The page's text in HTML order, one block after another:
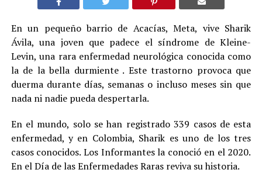
En un pequeño barrio de Acacías, Meta, vive Sharik
Ávila, una joven que padece el síndrome de Kleine-
Levin, una rara enfermedad neurológica conocida como
la de la bella durmiente . Este trastorno provoca que
duerma durante días, semanas o incluso meses sin que
nada ni nadie pueda despertarla.
En el mundo, solo se han registrado 339 casos de esta
enfermedad, y en Colombia, Sharik es uno de los tres
casos conocidos. Los Informantes la conoció en el 2020.
En el Día de las Enfermedades Raras reviva su historia.